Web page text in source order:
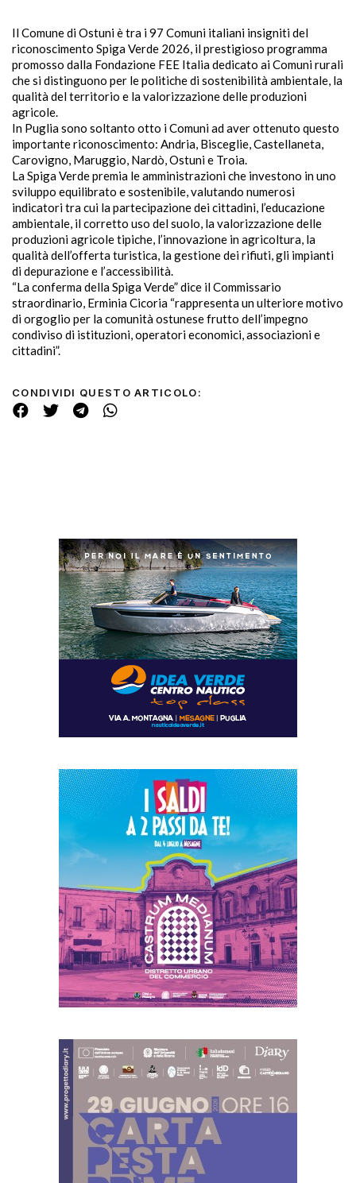
Il Comune di Ostuni è tra i 97 Comuni italiani insigniti del
riconoscimento Spiga Verde 2026, il prestigioso programma
promosso dalla Fondazione FEE Italia dedicato ai Comuni rurali
che si distinguono per le politiche di sostenibilità ambientale, la
qualità del territorio e la valorizzazione delle produzioni
agricole.
In Puglia sono soltanto otto i Comuni ad aver ottenuto questo
importante riconoscimento: Andria, Bisceglie, Castellaneta,
Carovigno, Maruggio, Nardò, Ostuni e Troia.
La Spiga Verde premia le amministrazioni che investono in uno
sviluppo equilibrato e sostenibile, valutando numerosi
indicatori tra cui la partecipazione dei cittadini, l’educazione
ambientale, il corretto uso del suolo, la valorizzazione delle
produzioni agricole tipiche, l’innovazione in agricoltura, la
qualità dell’offerta turistica, la gestione dei rifiuti, gli impianti
di depurazione e l’accessibilità.
“La conferma della Spiga Verde” dice il Commissario
straordinario, Erminia Cicoria “rappresenta un ulteriore motivo
di orgoglio per la comunità ostunese frutto dell’impegno
condiviso di istituzioni, operatori economici, associazioni e
cittadini”.
CONDIVIDI QUESTO ARTICOLO: